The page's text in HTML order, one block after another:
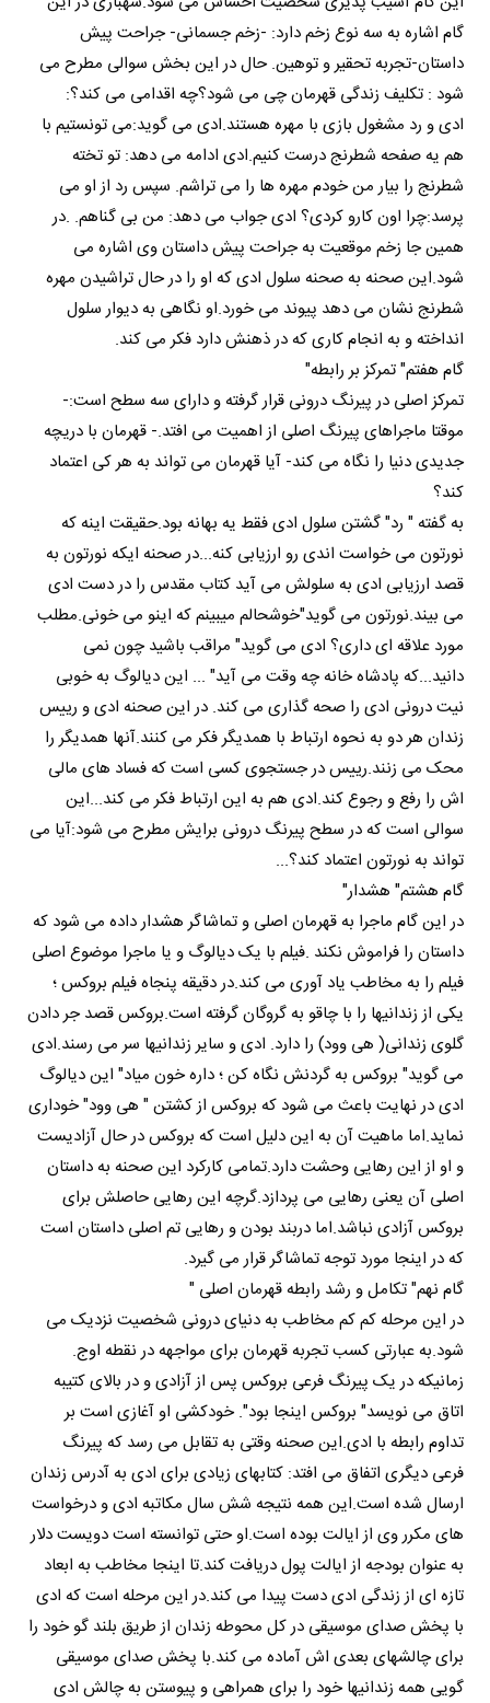
گام اشاره به سه نوع زخم دارد: -زخم جسمانی- جراحت پیش
داستان-تجربه تحقیر و توهین. حال در این بخش سوالی مطرح می
شود : تکلیف زندگی قهرمان چی می شود؟چه اقدامی می کند؟:
ادی و رد مشغول بازی با مهره هستند.ادی می گوید:می تونستیم با
هم یه صفحه شطرنج درست کنیم.ادی ادامه می دهد: تو تخته
شطرنج را بیار من خودم مهره ها را می تراشم. سپس رد از او می
پرسد:چرا اون کارو کردی؟ ادی جواب می دهد: من بی گناهم. .در
همین جا زخم موقعیت به جراحت پیش داستان وی اشاره می
شود.این صحنه به صحنه سلول ادی که او را در حال تراشیدن مهره
شطرنج نشان می دهد پیوند می خورد.او نگاهی به دیوار سلول
انداخته و به انجام کاری که در ذهنش دارد فکر می کند.
گام هفتم" تمرکز بر رابطه"
تمرکز اصلی در پیرنگ درونی قرار گرفته و دارای سه سطح است:-
موقتا ماجراهای پیرنگ اصلی از اهمیت می افتد.- قهرمان با دریچه
جدیدی دنیا را نگاه می کند- آیا قهرمان می تواند به هر کی اعتماد
کند؟
به گفته " رد" گشتن سلول ادی فقط یه بهانه بود.حقیقت اینه که
نورتون می خواست اندی رو ارزیابی کنه...در صحنه ایکه نورتون به
قصد ارزیابی ادی به سلولش می آید کتاب مقدس را در دست ادی
می بیند.نورتون می گوید"خوشحالم میبینم که اینو می خونی.مطلب
مورد علاقه ای داری؟ ادی می گوید" مراقب باشید چون نمی
دانید...که پادشاه خانه چه وقت می آید" ... این دیالوگ به خوبی
نیت درونی ادی را صحه گذاری می کند. در این صحنه ادی و رییس
زندان هر دو به نحوه ارتباط با همدیگر فکر می کنند.آنها همدیگر را
محک می زنند.رییس در جستجوی کسی است که فساد های مالی
اش را رفع و رجوع کند.ادی هم به این ارتباط فکر می کند...این
سوالی است که در سطح پیرنگ درونی برایش مطرح می شود:آیا می
تواند به نورتون اعتماد کند؟...
گام هشتم" هشدار"
در این گام ماجرا به قهرمان اصلی و تماشاگر هشدار داده می شود که
داستان را فراموش نکند .فیلم با یک دیالوگ و یا ماجرا موضوع اصلی
فیلم را به مخاطب یاد آوری می کند.در دقیقه پنجاه فیلم بروکس ؛
یکی از زندانیها را با چاقو به گروگان گرفته است.بروکس قصد جر دادن
گلوی زندانی( هی وود) را دارد. ادی و سایر زندانیها سر می رسند.ادی
می گوید" بروکس به گردنش نگاه کن ؛ داره خون میاد" این دیالوگ
ادی در نهایت باعث می شود که بروکس از کشتن " هی وود" خوداری
نماید.اما ماهیت آن به این دلیل است که بروکس در حال آزادیست
و او از این رهایی وحشت دارد.تمامی کارکرد این صحنه به داستان
اصلی آن یعنی رهایی می پردازد.گرچه این رهایی حاصلش برای
بروکس آزادی نباشد.اما دربند بودن و رهایی تم اصلی داستان است
که در اینجا مورد توجه تماشاگر قرار می گیرد.
گام نهم" تکامل و رشد رابطه قهرمان اصلی "
در این مرحله کم کم مخاطب به دنیای درونی شخصیت نزدیک می
شود.به عبارتی کسب تجربه قهرمان برای مواجهه در نقطه اوج.
زمانیکه در یک پیرنگ فرعی بروکس پس از آزادی و در بالای کتیبه
اتاق می نویسد" بروکس اینجا بود". خودکشی او آغازی است بر
تداوم رابطه با ادی.این صحنه وقتی به تقابل می رسد که پیرنگ
فرعی دیگری اتفاق می افتد: کتابهای زیادی برای ادی به آدرس زندان
ارسال شده است.این همه نتیجه شش سال مکاتبه ادی و درخواست
های مکرر وی از ایالت بوده است.او حتی توانسته است دویست دلار
به عنوان بودجه از ایالت پول دریافت کند.تا اینجا مخاطب به ابعاد
تازه ای از زندگی ادی دست پیدا می کند.در این مرحله است که ادی
با پخش صدای موسیقی در کل محوطه زندان از طریق بلند گو خود را
برای چالشهای بعدی اش آماده می کند.با پخش صدای موسیقی
گویی همه زندانیها خود را برای همراهی و پیوستن به چالش ادی